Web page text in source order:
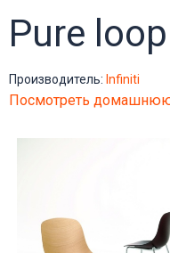
Pure
Производитель: Infiniti
Посмотреть домашнюю